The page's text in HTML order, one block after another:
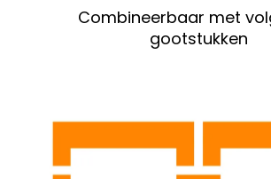
Combineerbaar met
gootstukken